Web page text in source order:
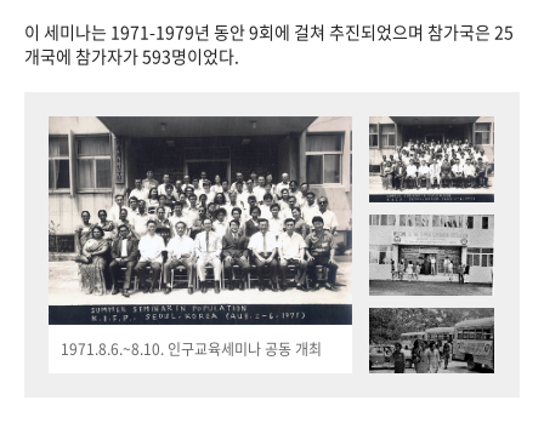
이 세미나는 1971-1979년 동안 9회에 걸쳐 추진되었으며 참가국은 25
개국에 참가자가 593명이었다.
1971.8.6.~8.10. 인구교육세미나 공동 개최